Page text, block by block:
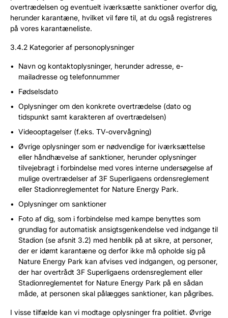
overtrædelsen og eventuelt iværksætte sanktioner overfor dig,
herunder karantæne, hvilket vil føre til, at du også registreres
på vores karantæneliste.
3.4.2 Kategorier af personoplysninger
Navn og kontaktoplysninger, herunder adresse, e-
mailadresse og telefonnummer
Fødselsdato
Oplysninger om den konkrete overtrædelse (dato og
tidspunkt samt karakteren af overtrædelsen)
Videooptagelser (f.eks. TV-overvågning)
Øvrige oplysninger som er nødvendige for iværksættelse
eller håndhævelse af sanktioner, herunder oplysninger
tilvejebragt i forbindelse med vores interne undersøgelse af
mulige overtrædelser af 3F Superligaens ordensreglement
eller Stadionreglementet for Nature Energy Park.
Oplysninger om sanktioner
Foto af dig, som i forbindelse med kampe benyttes som
grundlag for automatisk ansigtsgenkendelse ved indgange til
Stadion (se afsnit 3.2) med henblik på at sikre, at personer,
der er idømt karantæne og derfor ikke må opholde sig på
Nature Energy Park kan afvises ved indgangen, og personer,
der har overtrådt 3F Superligaens ordensreglement eller
Stadionreglementet for Nature Energy Park på en sådan
måde, at personen skal pålægges sanktioner, kan pågribes.
I visse tilfælde kan vi modtage oplysninger fra politiet. Øvrige